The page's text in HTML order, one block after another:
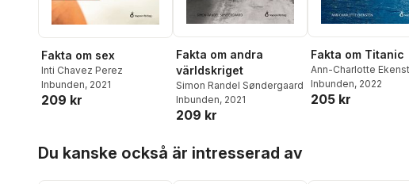
Fakta om sex
Inti Chavez Perez
Inbunden, 2021
209 kr
Fakta om andra
världskriget
Simon Randel Søndergaard
Inbunden, 2021
209 kr
Fakta om Titanic
Ann-Charlotte
Inbunden, 2022
205 kr
Du kanske också är intresserad av